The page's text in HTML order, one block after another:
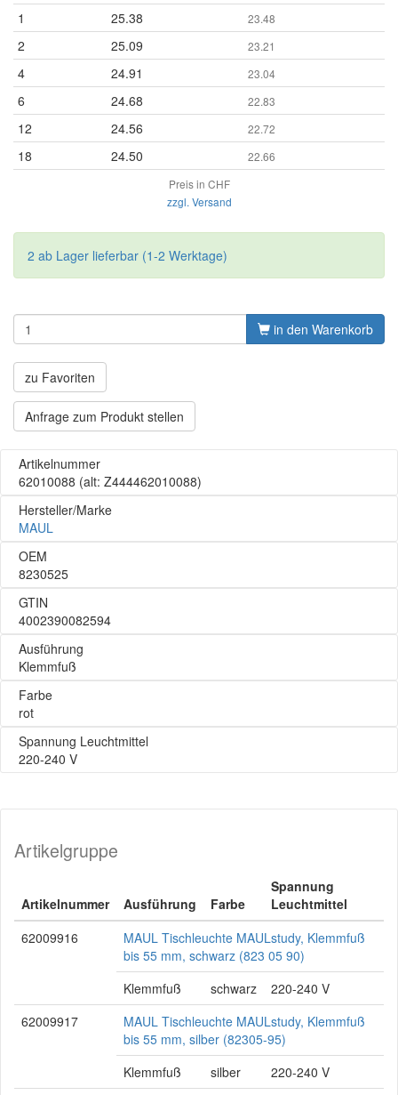
1 25.38 23.48
2 25.09 23.21
4 24.91 23.04
6 24.68 22.83
12 24.56 22.72
18 24.50
22.66
Preis in CHF
zzgl. Versand
2 ab Lager lieferbar (1-2 Werktage)
in den Warenkorb
zu Favoriten
Anfrage zum Produkt stellen
Artikelnummer
62010088 (alt: Z444462010088)
Hersteller/Marke
MAUL
OEM
8230525
GTIN
4002390082594
Ausführung
Klemmfuß
Farbe
rot
Spannung Leuchtmittel
220-240 V
Artikelgruppe
Artikelnummer Ausführung Farbe
Spannung
Leuchtmittel
62009916
MAUL Tischleuchte MAULstudy, Klemmfuß
bis 55 mm, schwarz (823 05 90)
Klemmfuß
schwarz
220-240 V
62009917
MAUL Tischleuchte MAULstudy, Klemmfuß
bis 55 mm, silber (82305-95)
Klemmfuß
silber
220-240 V